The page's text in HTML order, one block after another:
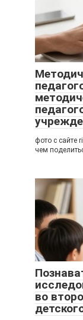
фото с сайте
чем
во